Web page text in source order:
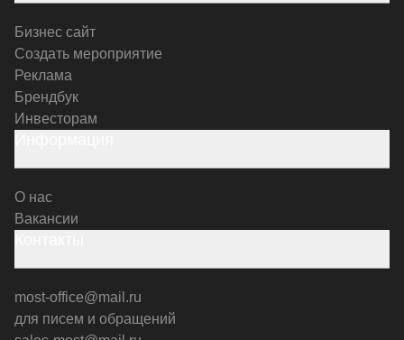
Бизнес сайт
Создать мероприятие
Реклама
Брендбук
Инвесторам
О нас
Вакансии
most-office@mail.ru
для писем и обращений